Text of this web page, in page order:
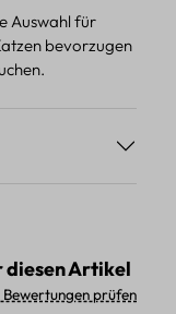
Auswahl für
bevorzugen
diesen Artikel
prüfen